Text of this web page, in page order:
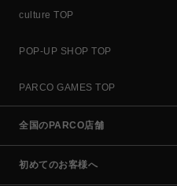
culture TOP
POP-UP SHOP TOP
PARCO GAMES TOP
全国のPARCO店舗
初めてのお客様へ